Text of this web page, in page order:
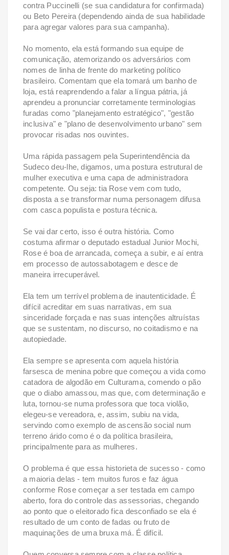
contra Puccinelli (se sua candidatura for confirmada)
ou Beto Pereira (dependendo ainda de sua habilidade
para agregar valores para sua campanha).
No momento, ela está formando sua equipe de
comunicação, atemorizando os adversários com
nomes de linha de frente do marketing político
brasileiro. Comentam que ela tomará um banho de
loja, está reaprendendo a falar a língua pátria, já
aprendeu a pronunciar corretamente terminologias
furadas como "planejamento estratégico", "gestão
inclusiva" e "plano de desenvolvimento urbano" sem
provocar risadas nos ouvintes.
Uma rápida passagem pela Superintendência da
Sudeco deu-lhe, digamos, uma postura estrutural de
mulher executiva e uma capa de administradora
competente. Ou seja: tia Rose vem com tudo,
disposta a se transformar numa personagem difusa
com casca populista e postura técnica.
Se vai dar certo, isso é outra história. Como
costuma afirmar o deputado estadual Junior Mochi,
Rose é boa de arrancada, começa a subir, e aí entra
em processo de autossabotagem e desce de
maneira irrecuperável.
Ela tem um terrível problema de inautenticidade. É
difícil acreditar em suas narrativas, em sua
sinceridade forçada e nas suas intenções altruístas
que se sustentam, no discurso, no coitadismo e na
autopiedade.
Ela sempre se apresenta com aquela história
farsesca de menina pobre que começou a vida como
catadora de algodão em Culturama, comendo o pão
que o diabo amassou, mas que, com determinação e
luta, tornou-se numa professora que toca violão,
elegeu-se vereadora, e, assim, subiu na vida,
servindo como exemplo de ascensão social num
terreno árido como é o da política brasileira,
principalmente para as mulheres.
O problema é que essa historieta de sucesso - como
a maioria delas - tem muitos furos e faz água
conforme Rose começar a ser testada em campo
aberto, fora do controle das assessorias, chegando
ao ponto que o eleitorado fica desconfiado se ela é
resultado de um conto de fadas ou fruto de
maquinações de uma bruxa má. É difícil.